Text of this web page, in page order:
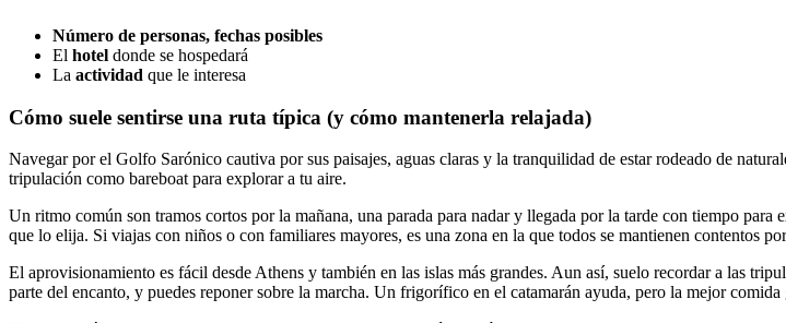
Número de personas, fechas posibles
El hotel donde se hospedará
La actividad que le interesa
Cómo suele sentirse una ruta típica (y cómo mantenerla relajada)
Navegar por el Golfo Sarónico cautiva por sus paisajes, aguas claras y la tranquilidad de estar rodeado de
tripulación como bareboat para explorar a tu aire.
Un ritmo común son tramos cortos por la mañana, una parada para nadar y llegada por la tarde con tiempo
que lo elija. Si viajas con niños o con familiares mayores, es una zona en la que todos se mantienen contentos
El aprovisionamiento es fácil desde Athens y también en las islas más grandes. Aun así, suelo recordar a las
parte del encanto, y puedes reponer sobre la marcha. Un frigorífico en el catamarán ayuda, pero la mejor comida